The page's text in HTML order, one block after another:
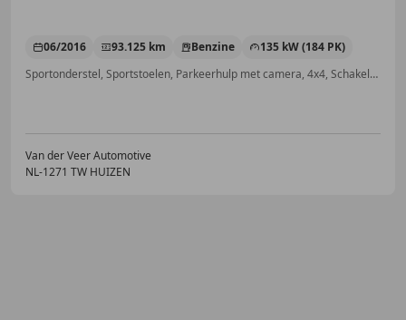
06/2016 93.125 km Benzine
135 kW (184 PK)
Sportonderstel, Sportstoelen, Parkeerhulp met camera, 4x4, Schakelflippers, Stoelverwarming, Trekhaak, Alarm
Van der Veer Automotive
NL-1271 TW HUIZEN